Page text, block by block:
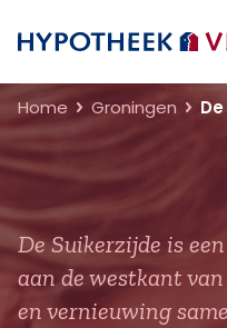
Terug naar home
Home Groningen
De Suikerzijde is
aan de westkant
en vernieuwing